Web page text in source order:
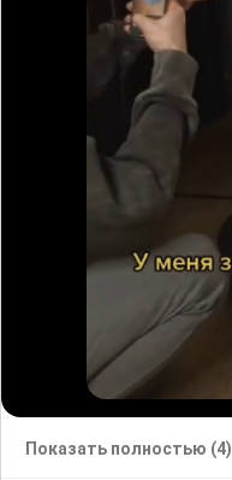
Показать полностью (4)